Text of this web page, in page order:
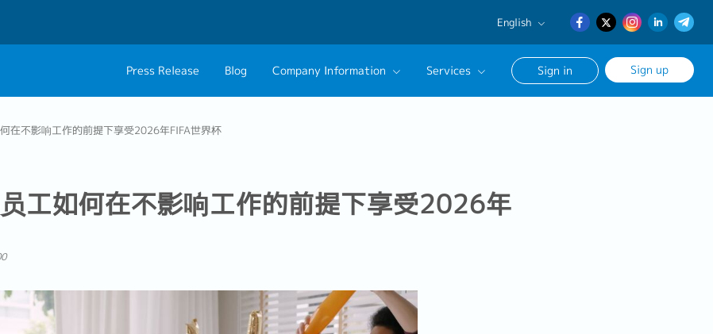
English
English
日本語
Press Release Blog Company Information
Group CEO Message
Services Sign in Sign up
在不影响工作的前提下享受2026年FIFA世界杯
工如何在不影响工作的前提下享受2026年